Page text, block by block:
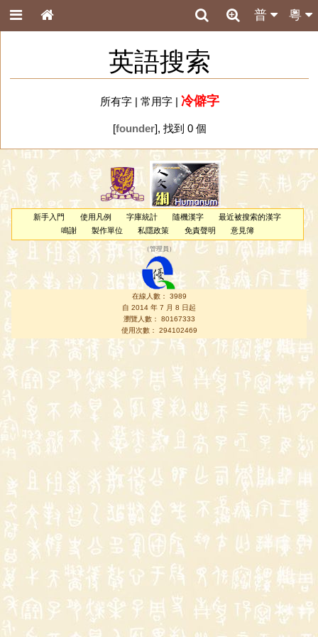
粵
普
英語搜索
所有字| 常用字| 冷僻字
[founder], 找到 0 個
新手入門 使用凡例 字庫統計 隨機漢字
最近被搜索的漢字
鳴謝
製作單位 私隱政策 免責聲明 意見簿
（管理員 ）
在線人數： 3989
自 2014 年 7 月 8 日起
瀏覽人數： 80167333
使用次數： 294102469